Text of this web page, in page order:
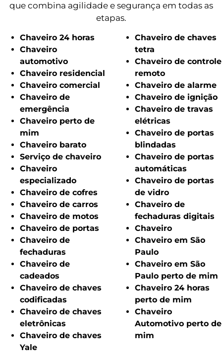
que combina agilidade e segurança em todas as
etapas.
Chaveiro 24 horas
Chaveiro
automotivo
Chaveiro residencial
Chaveiro comercial
Chaveiro de
emergência
Chaveiro perto de
mim
Chaveiro barato
Serviço de chaveiro
Chaveiro
especializado
Chaveiro de cofres
Chaveiro de carros
Chaveiro de motos
Chaveiro de portas
Chaveiro de
fechaduras
Chaveiro de
cadeados
Chaveiro de chaves
codificadas
Chaveiro de chaves
eletrônicas
Chaveiro de chaves
Yale
Chaveiro de chaves
tetra
Chaveiro de controle
remoto
Chaveiro de alarme
Chaveiro de ignição
Chaveiro de travas
elétricas
Chaveiro de portas
blindadas
Chaveiro de portas
automáticas
Chaveiro de portas
de vidro
Chaveiro de
fechaduras digitais
Chaveiro
Chaveiro em São
Paulo
Chaveiro em São
Paulo perto de mim
Chaveiro 24 horas
perto de mim
Chaveiro
Automotivo perto de
mim